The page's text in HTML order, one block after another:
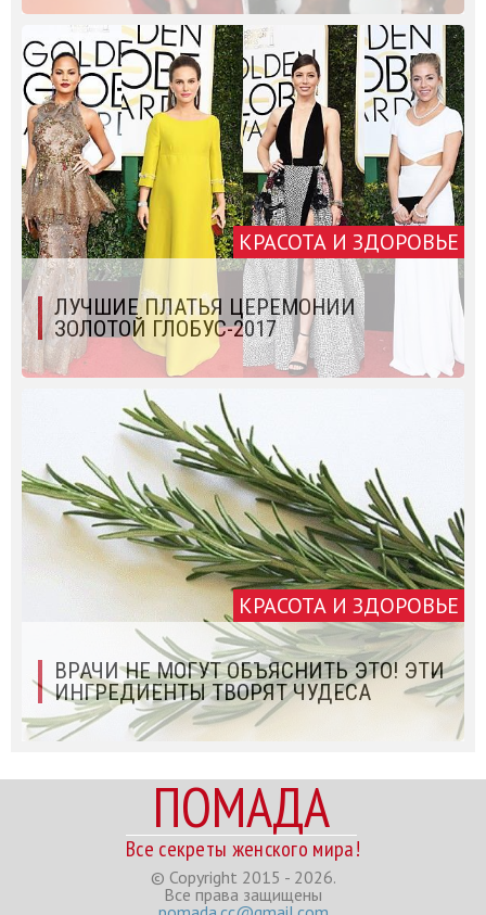
КРАСОТА И ЗДОРОВЬЕ
ЛУЧШИЕ ПЛАТЬЯ ЦЕРЕМОНИИ
ЗОЛОТОЙ ГЛОБУС-2017
КРАСОТА И ЗДОРОВЬЕ
ВРАЧИ НЕ МОГУТ ОБЪЯСНИТЬ ЭТО! ЭТИ
ИНГРЕДИЕНТЫ ТВОРЯТ ЧУДЕСА
ПОМАДА
Все секреты женского мира!
© Copyright 2015 - 2026.
Все права защищены